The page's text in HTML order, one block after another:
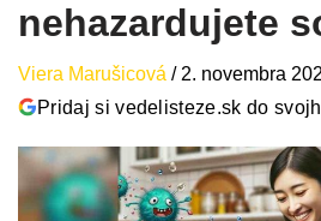
nehazardujete
Viera Marušicová / 2. novembra
Pridaj si vedelisteze.sk do